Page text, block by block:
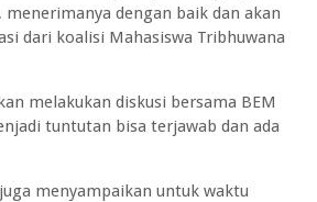
dengan baik dan akan
dari koalisi Mahasiswa Tribhuwana
melakukan diskusi bersama BEM
tuntutan bisa terjawab dan ada
menyampaikan untuk waktu